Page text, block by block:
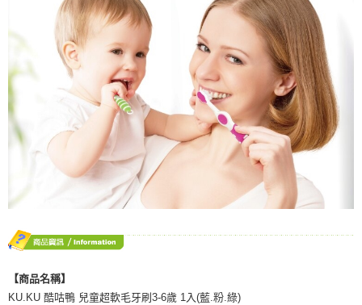
【商品名稱】
KU.KU 酷咕鴨 兒童超軟毛牙刷3-6歲 1入(藍.粉.綠)